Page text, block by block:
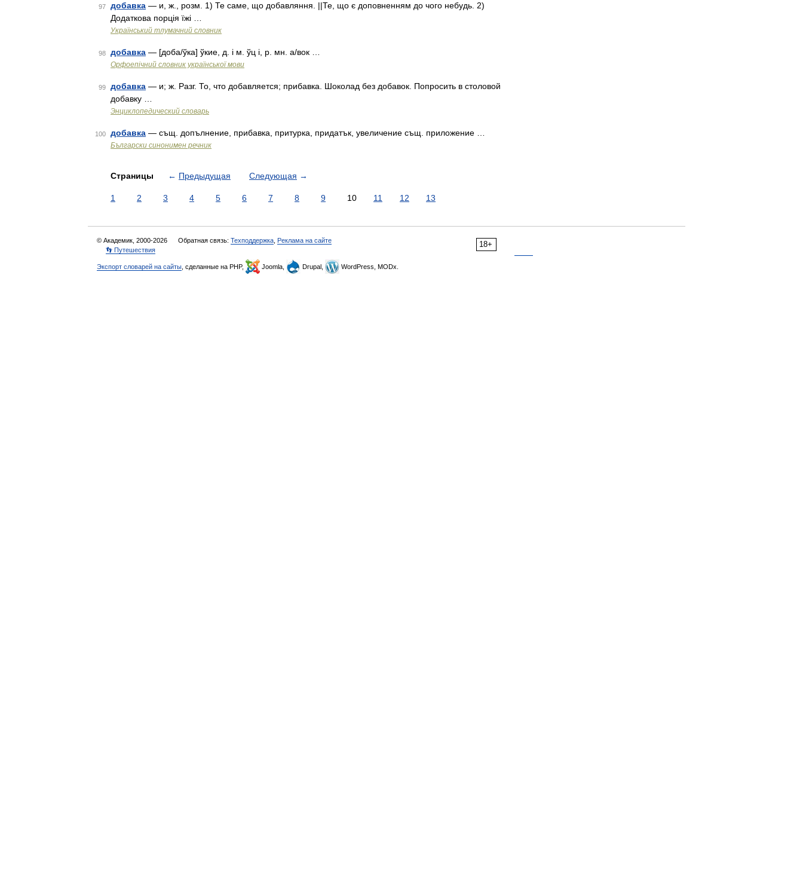
97 добавка — и, ж., розм. 1) Те саме, що добавляння. ||Те, що є доповненням до чого небудь. 2)
Додаткова порція їжі …
Український тлумачний словник
98 добавка — [доба/ўка] ўкие, д. і м. ўц і, р. мн. а/вок …
Орфоепічний словник української мови
99 добавка — и; ж. Разг. То, что добавляется; прибавка. Шоколад без добавок. Попросить в столовой
добавку …
Энциклопедический словарь
100 добавка — същ. допълнение, прибавка, притурка, придатък, увеличение същ. приложение …
Български синонимен речник
Страницы ← Предыдущая Следующая →
1 2 3 4 5 6 7 8 9 10 11 12 13
18+
© Академик, 2000-2026 Обратная связь: Техподдержка Реклама на сайте
👣 Путешествия
Экспорт словарей на сайты , сделанные на PHP, Joomla, Drupal, WordPress, MODx.